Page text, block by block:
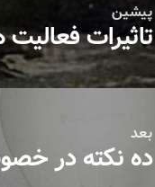
پیشین
نوشته
قبلی:
تاثیرات فعالیت
بعد
نوشته
ده نکته در